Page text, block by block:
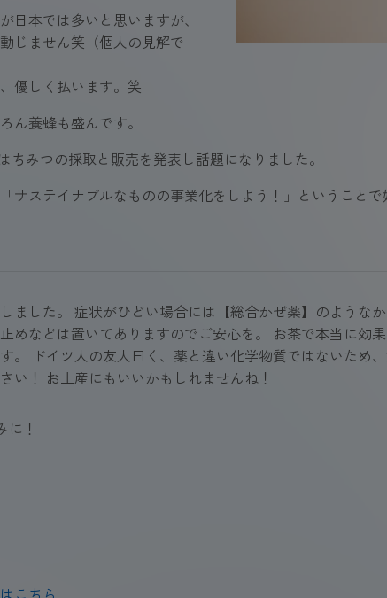
日本では多いと思いますが、
じません笑（個人の見解で
優しく払います。笑
ん養蜂も盛んです。
ちみつの採取と販売を発表し話題になりました。
サステイナブルなものの事業化をしよう！」ということ
ました。 症状がひどい場合には【総合かぜ薬】のような
めなどは置いてありますのでご安心を。 お茶で本当に効
。 ドイツ人の友人曰く、薬と違い化学物質ではないため
い！ お土産にもいいかもしれませんね！
！
こちら